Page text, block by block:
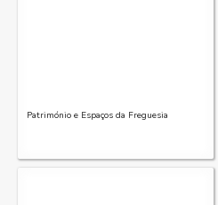
Património e Espaços da Freguesia